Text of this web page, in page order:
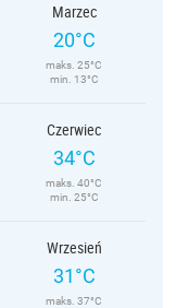
Marzec
20°C
maks. 25°C
min. 13°C
Czerwiec
34°C
maks. 40°C
min. 25°C
Wrzesień
31°C
maks. 37°C